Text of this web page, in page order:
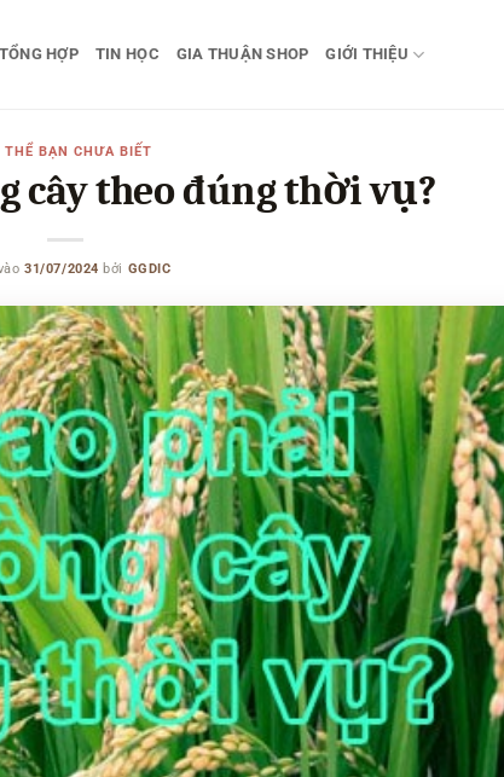
HỢP TIN HỌC GIA THUẬN SHOP GIỚI THIỆU
THỂ BẠN CHƯA BIẾT
cây theo đúng thời vụ?
31/07/2024 bởi GGDIC